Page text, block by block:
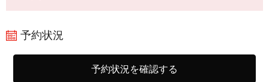
予約状況
予約状況を確認する